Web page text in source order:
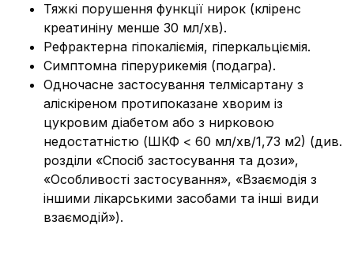
Тяжкі порушення функції нирок (кліренс
креатиніну менше 30 мл/хв).
Рефрактерна гіпокаліємія, гіперкальціємія.
Симптомна гіперурикемія (подагра).
Одночасне застосування телмісартану з
аліскіреном протипоказане хворим із
цукровим діабетом або з нирковою
недостатністю (ШКФ < 60 мл/хв/1,73 м2) (див.
розділи «Спосіб застосування та дози»,
«Особливості застосування», «Взаємодія з
іншими лікарськими засобами та інші види
взаємодій»).